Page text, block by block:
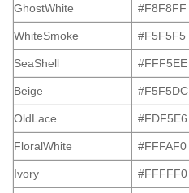
GhostWhite #F8F8FF
WhiteSmoke #F5F5F5
SeaShell #FFF5EE
Beige #F5F5DC
OldLace #FDF5E6
FloralWhite #FFFAF0
Ivory #FFFFF0